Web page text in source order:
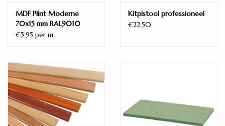
MDF Plint Moderne
70x15 mm RAL9010
€5.95 per m1
Kitpistool professioneel
€22,50